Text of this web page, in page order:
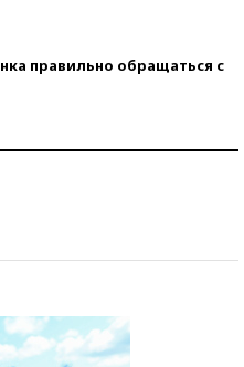
правильно обращаться с